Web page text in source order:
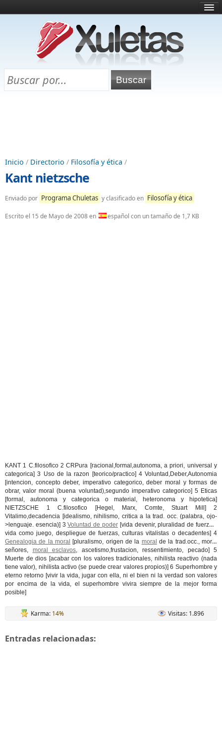
¿Qué es esto?
Directorio
Chuletas para exámenes
Inicio / Directorio / Filosofía y ética /
Kant nietzsche
Enviado por Programa Chuletas y clasificado en Filosofía y ética
Escrito el 15 de Mayo de 2008en español con un tamaño de 1,7 KB
KANT 1 C.filosofico 2 CRPura [racional,formal,autonoma, a priori, universal y
categorica] 3 Uso de la razon [teorico/practico] 4 Voluntad,Deber,Autonomia
[intencion, concepto deber, imperativo categorico, deber moral y formas de
obrar, valor moral (buena voluntad),segundo imperativo categorico] 5 Eticas
[formal, autonoma y categorica o material, heteronoma y hipotetica]
NIETZSCHE 1 C.filosofico [Hegel, Marx, Comte, Stuart Mill] 2
Vitalimo,decadencia [idealismo, nihilismo, critica a la trad. occ. (palabra, ojo-
>lenguaje. esencia)] 3Voluntad de poder [vida devenir, pluralidad de fuerzas,
vida como juego, despliegue de fuerzas, culturas vitalistas o decadentes] 4
Genealogia de la moral
[pluralismo, origen de la moral de la trad.occ., moral
señores, moral esclavos, ascetismo,frustacion, ressentimiento, pecado] 5
Muerte de dios [acabar con los valores tradicionales, nihilista reactivo (nada
tiene valor), nihilista activo (se puede crear valores propios)] 6 Superhombre y
eterno retorno [vivir la vida, jugar con ella, ni el bien ni la verdad son valores
por encima de la vida, el superhombre vivira siempre de la mejor forma
posible]
Karma: 14% Visitas: 1.896
Entradas relacionadas: